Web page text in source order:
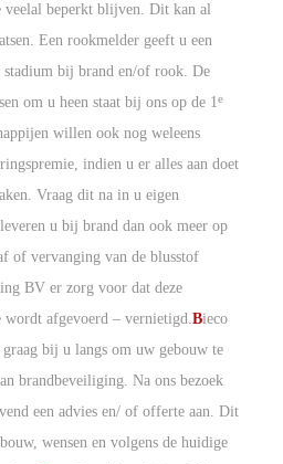
veelal beperkt blijven. Dit kan al
Een rookmelder geeft u een
stadium bij brand en/of rook. De
om u heen staat bij ons op de 1e
willen ook nog weleens
indien u er alles aan doet
Vraag dit na in u eigen
u bij brand dan ook meer op
of vervanging van de blusstof
BV er zorg voor dat deze
afgevoerd – vernietigd.Bieco
bij u langs om uw gebouw te
brandbeveiliging. Na ons bezoek
een advies en/ of offerte aan. Dit
wensen en volgens de huidige